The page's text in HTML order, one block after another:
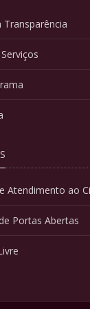
Transparência
Atendimento ao
Portas Abertas